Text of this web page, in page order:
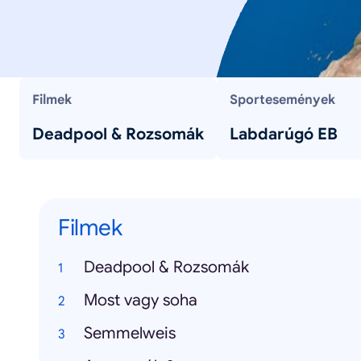
Filmek
Deadpool & Rozsomák
Sportesemények
Labdarúgó EB
Filmek
Deadpool & Rozsomák
Most vagy soha
Semmelweis